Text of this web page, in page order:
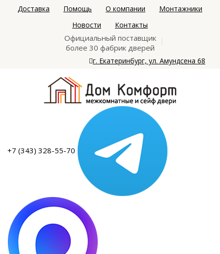
Доставка Помощь О компании
Монтажники
Новости
Контакты
Официальный поставщик
более 30 фабрик дверей
г. Екатеринбург, ул. Амундсена 68
+7 (343) 328-55-70